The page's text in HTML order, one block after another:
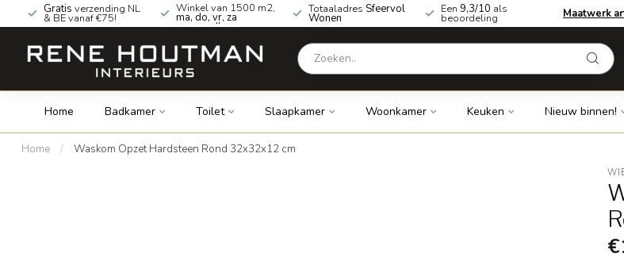
Gratis verzending NL
& BE vanaf €75!
Winkel van 1500 m2,
ma, do, vr, za
geopend!
Totaaladres Sfeervol
Wonen
Een 9,3/10 als
beoordeling Maatwerk
Home Badkamer Toilet Slaapkamer Woonkamer Keuken Nieuw binnen!
Home / Waskom Opzet Hardsteen Rond 32x32x12 cm